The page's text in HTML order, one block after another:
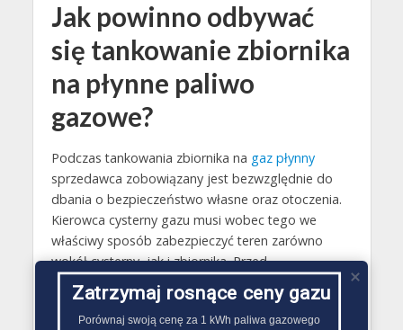
Jak powinno odbywać
się tankowanie zbiornika
na płynne paliwo
gazowe?
Podczas tankowania zbiornika na gaz płynny
sprzedawca zobowiązany jest bezwzględnie do
dbania o bezpieczeństwo własne oraz otoczenia.
Kierowca cysterny gazu musi wobec tego we
właściwy sposób zabezpieczyć teren zarówno
wokół cysterny, jak i zbiornika. Przed
rozpoczęciem tankowania musi także sprawdzić
plomby na zaworze i sprawdzić stan zbiornika.
Przed rozpoczęciem tankowania konieczne jest
Zatrzymaj rosnące ceny gazu
Porównaj swoją cenę za 1 kWh paliwa gazowego